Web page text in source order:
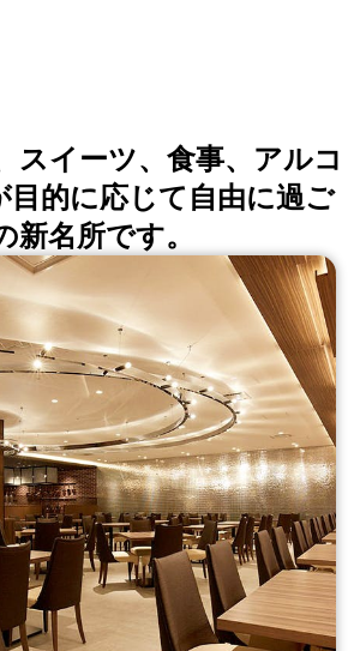
スイーツ、食事、アルコ
目的に応じて自由に過ご
名所です。